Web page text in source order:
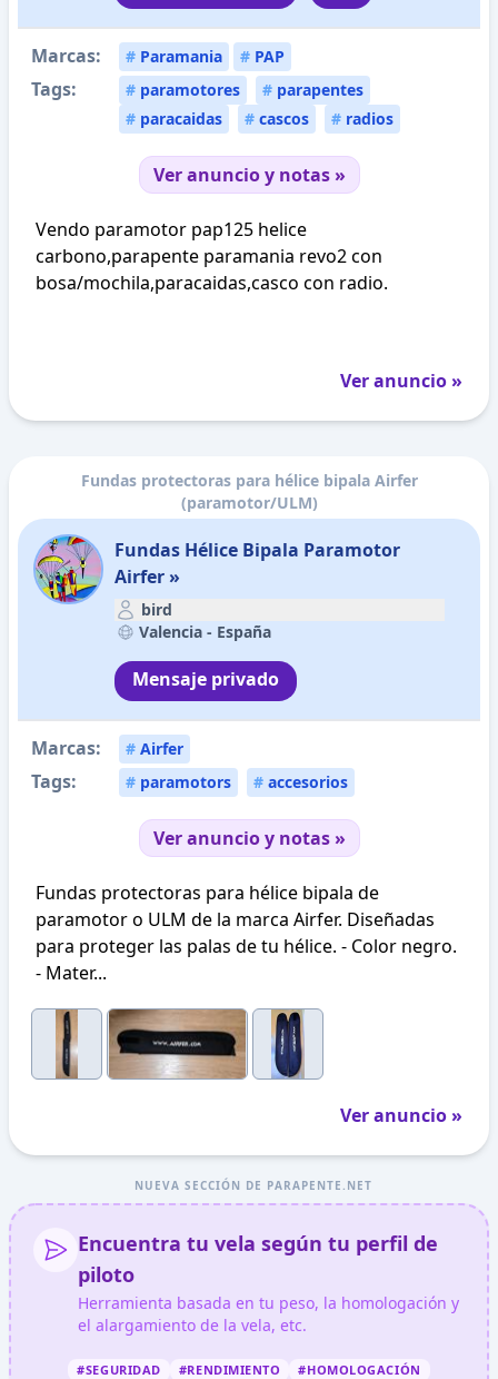
Marcas: # Paramania # PAP
Tags: # paramotores # parapentes
# paracaidas # cascos # radios
Ver anuncio y notas »
Vendo paramotor pap125 helice
carbono,parapente paramania revo2 con
bosa/mochila,paracaidas,casco con radio.
Ver anuncio »
Fundas protectoras para hélice bipala Airfer
(paramotor/ULM)
Fundas Hélice Bipala Paramotor
Airfer »
bird
Valencia - España
Mensaje privado
Marcas: # Airfer
Tags: # paramotors # accesorios
Ver anuncio y notas »
Fundas protectoras para hélice bipala de
paramotor o ULM de la marca Airfer. Diseñadas
para proteger las palas de tu hélice. - Color negro.
- Mater...
Ver anuncio »
NUEVA SECCIÓN DE PARAPENTE.NET
Encuentra tu vela según tu perfil de
piloto
Herramienta basada en tu peso, la homologación y
el alargamiento de la vela, etc.
#SEGURIDAD #RENDIMIENTO #HOMOLOGACIÓN